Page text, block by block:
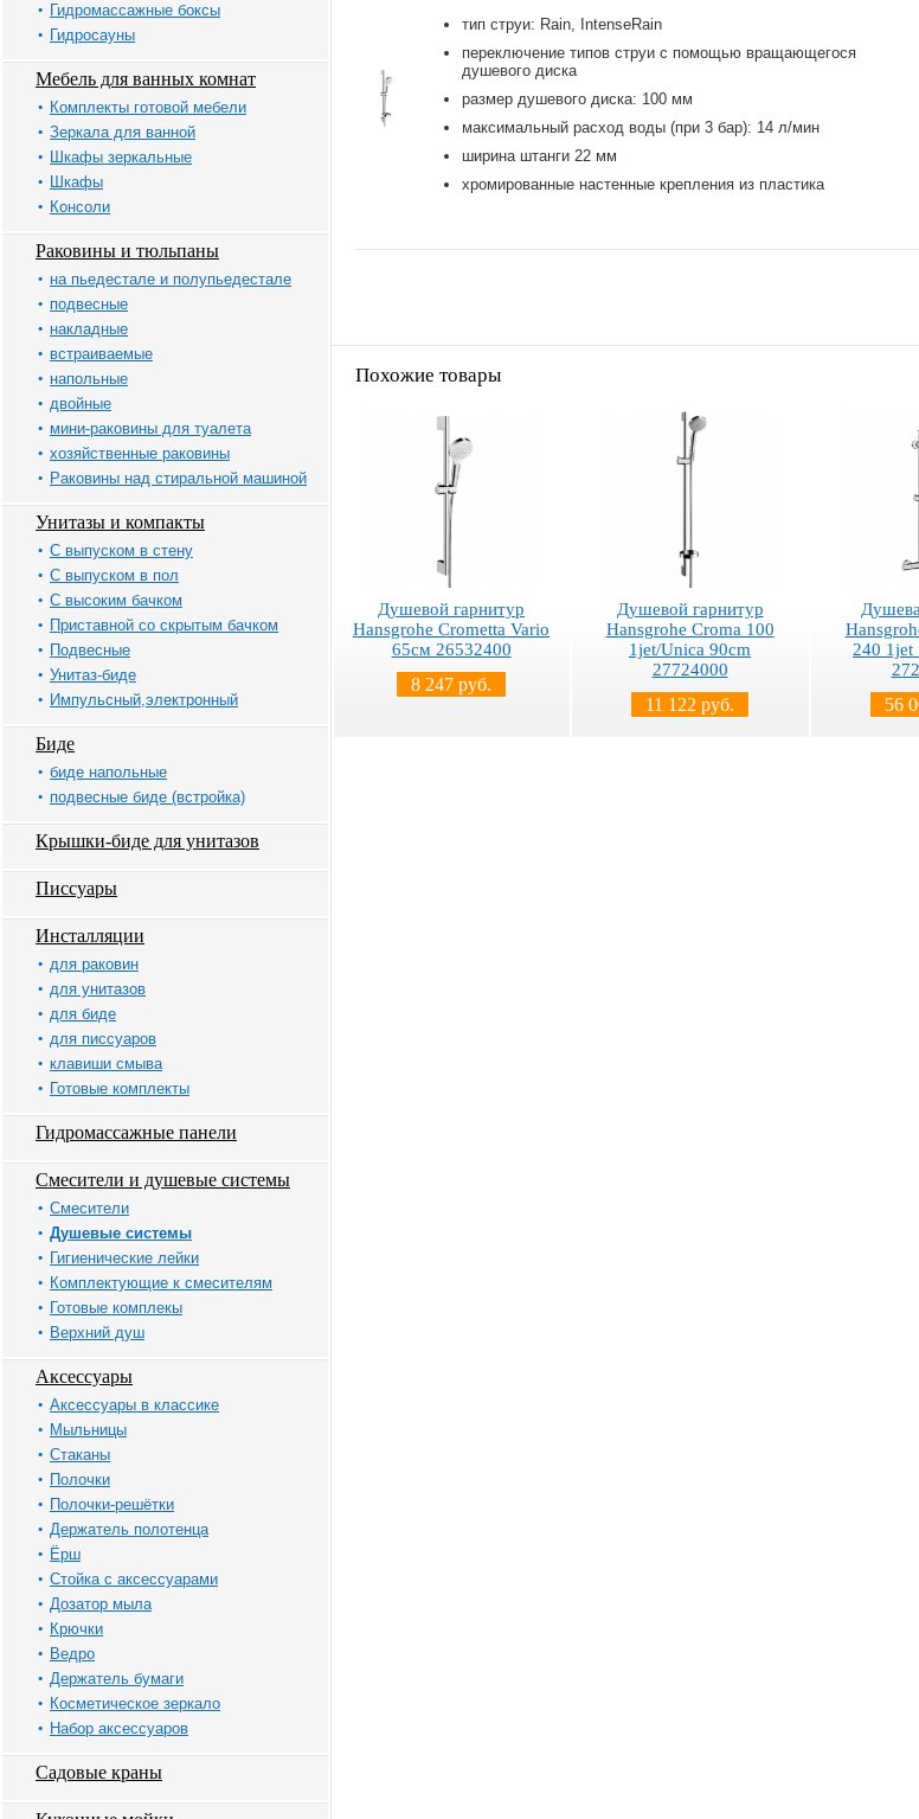
Гидромассажные боксы
Гидросауны
Мебель для ванных комнат
Комплекты готовой мебели
Зеркала для ванной
Шкафы зеркальные
Шкафы
Консоли
Раковины и тюльпаны
на пьедестале и полупьедестале
подвесные
накладные
встраиваемые
напольные
двойные
мини-раковины для туалета
хозяйственные раковины
Раковины над стиральной машиной
Унитазы и компакты
С выпуском в стену
С выпуском в пол
С высоким бачком
Приставной со скрытым бачком
Подвесные
Унитаз-биде
Импульсный,электронный
Биде
биде напольные
подвесные биде (встройка)
Крышки-биде для унитазов
Писсуары
Инсталляции
для раковин
для унитазов
для биде
для писсуаров
клавиши смыва
Готовые комплекты
Гидромассажные панели
Смесители и душевые системы
Смесители
Душевые системы
Гигиенические лейки
Комплектующие к смесителям
Готовые комплекы
Верхний душ
Аксессуары
Аксессуары в классике
Мыльницы
Стаканы
Полочки
Полочки-решётки
Держатель полотенца
Ёрш
Стойка с аксессуарами
Дозатор мыла
Крючки
Ведро
Держатель бумаги
Косметическое зеркало
Набор аксессуаров
Садовые краны
тип струи: Rain, IntenseRain
переключение типов струи с помощью вращающегося
душевого диска
размер душевого диска: 100 мм
максимальный расход воды (при 3 бар): 14 л/мин
ширина штанги 22 мм
хромированные настенные крепления из пластика
Похожие товары
Душевой гарнитур
Hansgrohe Crometta Vario
65см 26532400
8 247 руб.
Душевой гарнитур
Hansgrohe Croma 100
1jet/Unica 90cm
27724000
11 122 руб.
240 1jet
56